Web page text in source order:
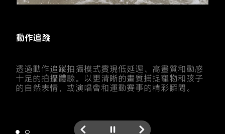
動作追蹤
透過動作追蹤拍攝模式實現低延遲、高畫質和動感
十足的拍攝體驗。以更清晰的畫質捕捉寵物和孩子
的自然表情，或演唱會和運動賽事的精彩瞬間。
極速捕捉